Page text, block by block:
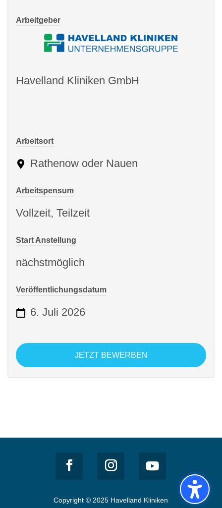
Arbeitgeber
Havelland Kliniken GmbH
Arbeitsort
Rathenow oder Nauen
Arbeitspensum
Vollzeit, Teilzeit
Start Anstellung
nächstmöglich
Veröffentlichungsdatum
6. Juli 2026
JETZT BEWERBEN
Copyright © 2025 Havelland Kliniken